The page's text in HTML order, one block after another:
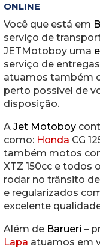
ONLINE
Você que está em
serviço de
JETMotoboy uma
serviço de
atuamos também
perto possível de
disposição.
AJet Motoboy
como: Honda CG
também motos
XTZ 150cc e todos
rodar no trânsito
e regularizados
excelente
Além de Barueri –
Lapa atuamos em